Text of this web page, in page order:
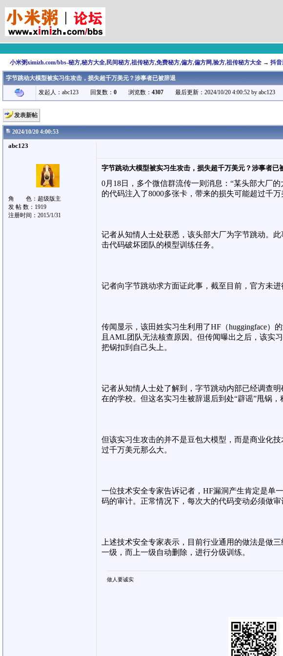
小米粥ximizh.com/bbs-秘方,秘方大全,民间秘方,祖传秘方,免费秘方,偏方,偏方网,验方,祖传秘方大全 → 抖
字节跳动大模型被实习生攻击，损失超千万美元？涉事者已被辞退
发起人：abc123 回复数： 0 浏览数： 4307 最后更新：2024/10/20 4:00:52 by abc123
发表新帖
2024/10/20 4:00:53
abc123
角 色：超级版主
发 帖 数：1919
注册时间：2015/1/31
字节跳动大模型被实习生攻击，损失超千万美元？涉事者已
0月18日，多个微信群流传一则消息：“某头部大厂
的代码注入了8000多张卡，带来的损失可能超过千万
记者从知情人士处获悉，该头部大厂为字节跳动。
击代码破坏团队的模型训练任务。
记者向字节跳动求方面证此事，截至目前，官方未进
传闻显示，该田姓实习生利用了HF（huggingface
且AML团队无法核查原因。但传闻曝出之后，该实
把锅扣到自己头上。
记者从知情人士处了解到，字节跳动内部已经调查
在的学校。但这名实习生被辞退后到处“辟谣”甩锅，
但该实习生攻击的并不是豆包大模型，而是商业化
过千万美元那么大。
一位技术安全专家告诉记者，HF漏洞产生肯定是单
码的审计。正常情况下，每次大的代码变动必须做
上述技术安全专家表示，目前行业通用的做法是做
一级，而上一级自动删除，进行分级训练。
做人要诚实